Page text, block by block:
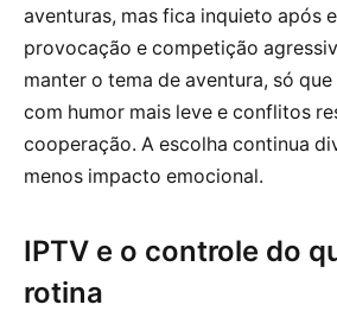
aventuras, mas fica inquieto após
provocação e competição
manter o tema de aventura, só
com humor mais leve e conflitos
cooperação. A escolha continua
menos impacto emocional.
IPTV e o controle do
rotina